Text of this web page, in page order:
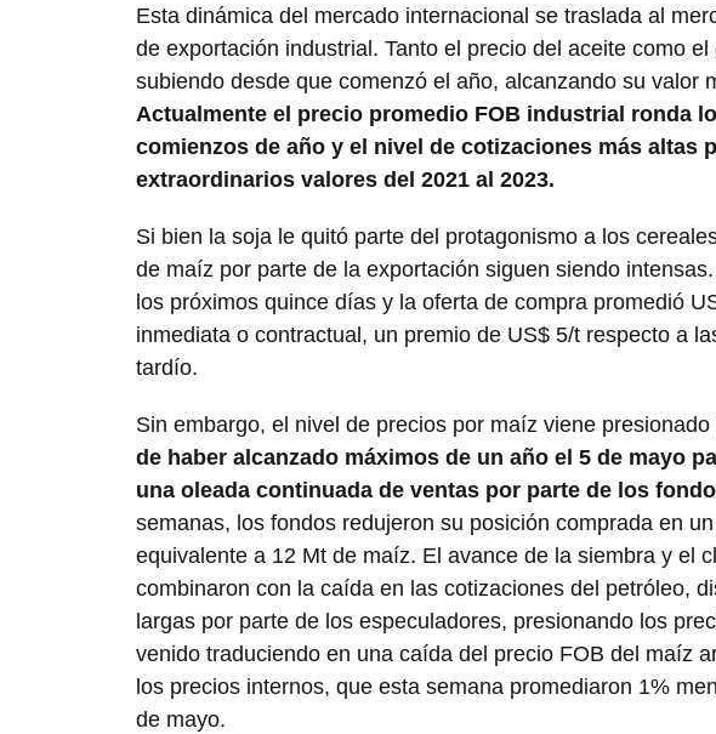
Esta dinámica del mercado internacional se traslada al
de exportación industrial. Tanto el precio del aceite como
subiendo desde que comenzó el año, alcanzando su valor
Actualmente el precio promedio FOB industrial ronda
comienzos de año y el nivel de cotizaciones más altas
extraordinarios valores del 2021 al 2023.
Si bien la soja le quitó parte del protagonismo a los
de maíz por parte de la exportación siguen siendo
los próximos quince días y la oferta de compra promedió
inmediata o contractual, un premio de US$ 5/t respecto a
tardío.
Sin embargo, el nivel de precios por maíz viene
de haber alcanzado máximos de un año el 5 de mayo
una oleada continuada de ventas por parte de los
semanas, los fondos redujeron su posición comprada en
equivalente a 12 Mt de maíz. El avance de la siembra y el
combinaron con la caída en las cotizaciones del petróleo,
largas por parte de los especuladores, presionando los
venido traduciendo en una caída del precio FOB del maíz
los precios internos, que esta semana promediaron 1%
de mayo.